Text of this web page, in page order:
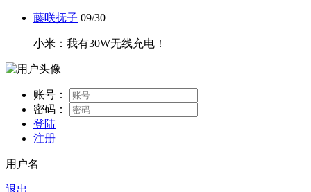
藤咲抚子 09/30
小米：我有30W无线充电！
账号：
密码：
登陆
注册
用户名
退出